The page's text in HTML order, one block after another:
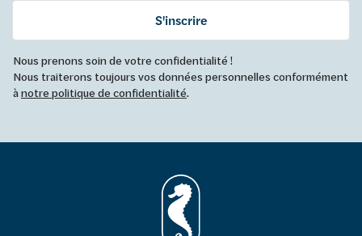
S'inscrire
Nous prenons soin de votre confidentialité !
Nous traiterons toujours vos données personnelles conformément
ànotre politique de confidentialité.